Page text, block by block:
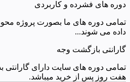
دوره های فشرده و کاربردی
تمامی دوره های ما بصورت پروژه
داده می شوند...
گارانتی بازگشت وجه
تمامی دوره های سایت دارای
هفت روز پس از خرید میباشد.